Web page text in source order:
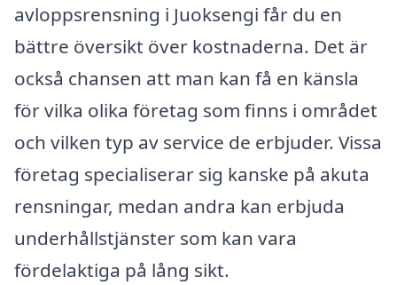
avloppsrensning i Juoksengi får du en
bättre översikt över kostnaderna. Det är
också chansen att man kan få en känsla
för vilka olika företag som finns i området
och vilken typ av service de erbjuder. Vissa
företag specialiserar sig kanske på akuta
rensningar, medan andra kan erbjuda
underhållstjänster som kan vara
fördelaktiga på lång sikt.